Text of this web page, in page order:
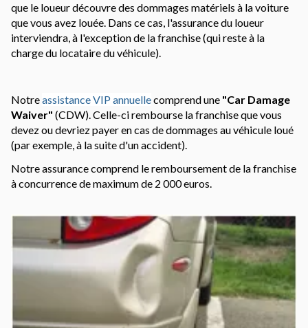
que le loueur découvre des dommages matériels à la voiture
que vous avez louée. Dans ce cas, l'assurance du loueur
interviendra, à l'exception de la franchise (qui reste à la
charge du locataire du véhicule).
Notreassistance VIP annuellecomprend une "Car Damage
Waiver" (CDW). Celle-ci rembourse la franchise que vous
devez ou devriez payer en cas de dommages au véhicule loué
(par exemple, à la suite d'un accident).
Notre assurance comprend le remboursement de la franchise
à concurrence de maximum de 2 000 euros.